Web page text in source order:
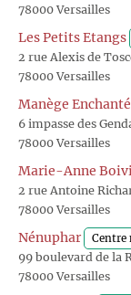
78000 Versailles
Les Petits Etangs
2 rue Alexis de
78000 Versailles
Manège Enchanté
6 impasse des
78000 Versailles
Marie-Anne
2 rue Antoine
78000 Versailles
Nénuphar
99 boulevard de la
78000 Versailles